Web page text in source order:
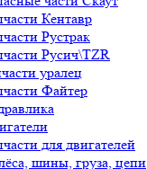
Кентавр
Рустрак
Русич\TZR
уралец
Файтер
для двигателей
шины, груза, цепи